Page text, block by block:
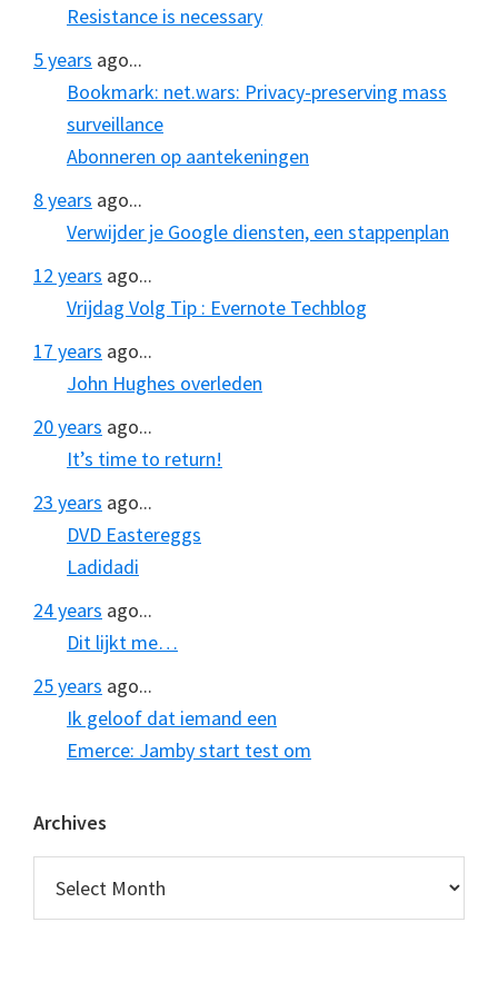
Resistance is necessary
5 years ago...
Bookmark: net.wars: Privacy-preserving mass
surveillance
Abonneren op aantekeningen
8 years ago...
Verwijder je Google diensten, een stappenplan
12 years ago...
Vrijdag Volg Tip : Evernote Techblog
17 years ago...
John Hughes overleden
20 years ago...
It’s time to return!
23 years ago...
DVD Eastereggs
Ladidadi
24 years ago...
Dit lijkt me…
25 years ago...
Ik geloof dat iemand een
Emerce: Jamby start test om
Archives